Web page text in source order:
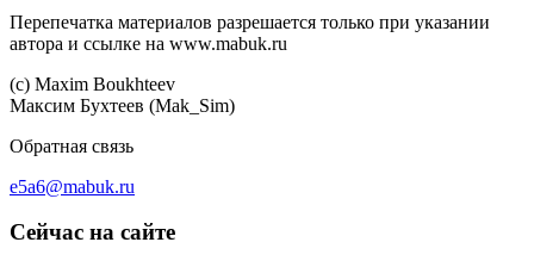
Перепечатка материалов разрешается только при указании
автора и ссылке на www.mabuk.ru
(c) Maхim Boukhteev
Максим Бухтеев (Mak_Sim)
Обратная связь
e5a6@mabuk.ru
Сейчас на сайте